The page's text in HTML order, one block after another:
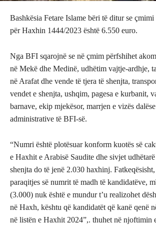
Bashkësia Fetare Islame bëri të ditur se çmimi
për Haxhin 1444/2023 është 6.550 euro.
Nga BFI sqarojnë se në çmim përfshihet
në Mekë dhe Medinë, udhëtim vajtje-ardhje,
në Arafat dhe vende të tjera të shenjta,
vendet e shenjta, ushqim, pagesa e kurbanit,
barnave, ekip mjekësor, marrjen e vizës
administrative të BFI-së.
“Numri është plotësuar konform kuotës së
e Haxhit e Arabisë Saudite dhe sivjet
shenjta do të jenë 2.030 haxhinj.
paraqitjes së numrit të madh të kandidatëve,
(3.000) nuk është e mundur t’u realizohet
në Haxh, kështu që kandidatët që kanë qenë
në listën e Haxhit 2024”,. thuhet në njoftimin